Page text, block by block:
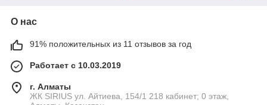
О нас
91% положительных из 11 отзывов за год
Работает с 10.03.2019
г. Алматы
​ЖК SIRIUS​ ул. Айтиева, 154/1​ 218 кабинет; 0 этаж,